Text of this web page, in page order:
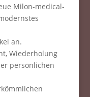
Milon-medical-
an.
Wiederholung
persönlichen